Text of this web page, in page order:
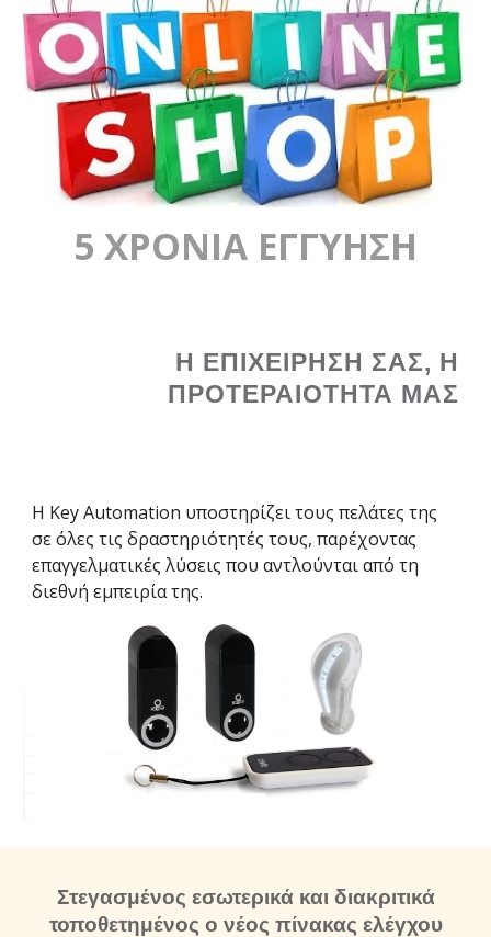
5 ΧΡΟΝΙΑ ΕΓΓΥΗΣΗ
Η ΕΠΙΧΕΙΡΗΣΗ ΣΑΣ, Η
ΠΡΟΤΕΡΑΙΟΤΗΤΑ ΜΑΣ
Η Key Automation υποστηρίζει τους πελάτες της
σε όλες τις δραστηριότητές τους, παρέχοντας
επαγγελματικές λύσεις που αντλούνται από τη
διεθνή εμπειρία της.
Στεγασμένος εσωτερικά και διακριτικά
τοποθετημένος ο νέος πίνακας ελέγχου